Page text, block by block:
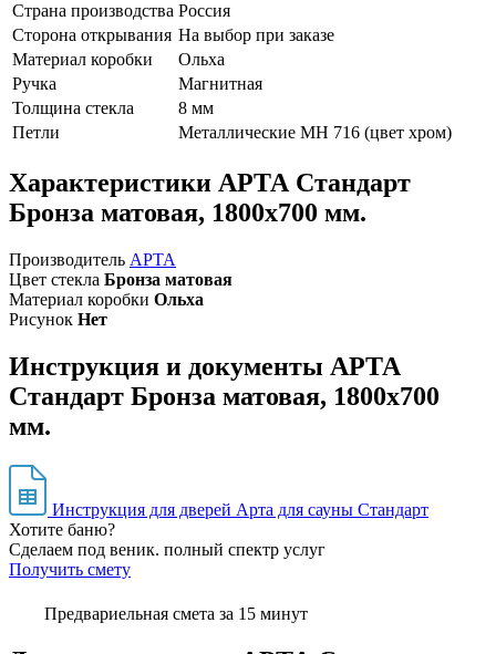
Страна производства Россия
Сторона открывания На выбор при заказе
Материал коробки
Ольха
Ручка
Магнитная
Толщина стекла
8 мм
Петли
Металлические МН 716 (цвет хром)
Характеристики АРТА Стандарт
Бронза матовая, 1800х700 мм.
Производитель АРТА
Цвет стекла Бронза матовая
Материал коробки Ольха
Рисунок Нет
Инструкция и документы АРТА
Стандарт Бронза матовая, 1800х700
мм.
Инструкция для дверей Арта для сауны Стандарт
Хотите баню?
Сделаем под веник. полный спектр услуг
Получить смету
Предвариельная смета за 15 минут